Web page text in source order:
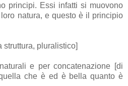
principi. Essi infatti si muovono
natura, e questo è il principio
struttura, pluralistico]
e per concatenazione [di
che è ed è bella quanto è